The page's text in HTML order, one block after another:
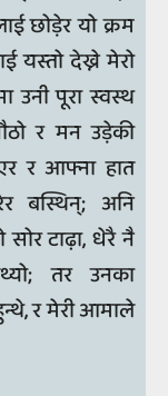
छोड़ेर यो क्रम
यस्तो देख्ने मेरो
उनी पूरा स्वस्थ
र मन उड़ेकी
र आफ्ना हात
बस्थिन्; अनि
टाढ़ा, धेरै नै
तर उनका
र मेरी आमाले